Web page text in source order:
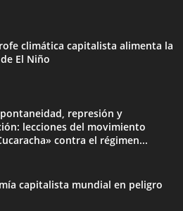
climática capitalista alimenta la
El Niño
represión y
lecciones del movimiento
contra el régimen...
capitalista mundial en peligro